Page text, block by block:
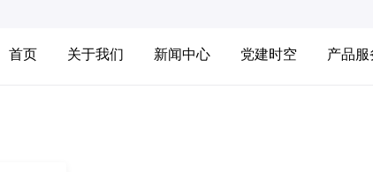
首页 关于我们 新闻中心 党建时空 产品服